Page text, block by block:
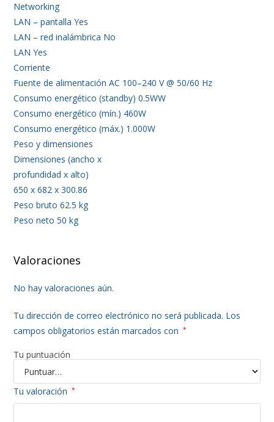
Networking
LAN – pantalla Yes
LAN – red inalámbrica No
LAN Yes
Corriente
Fuente de alimentación AC 100–240 V @ 50/60 Hz
Consumo energético (standby) 0.5WW
Consumo energético (mín.) 460W
Consumo energético (máx.) 1.000W
Peso y dimensiones
Dimensiones (ancho x
profundidad x alto)
650 x 682 x 300.86
Peso bruto 62.5 kg
Peso neto 50 kg
Valoraciones
No hay valoraciones aún.
Tu dirección de correo electrónico no será publicada. Los
campos obligatorios están marcados con
*
Tu puntuación
Tu valoración *